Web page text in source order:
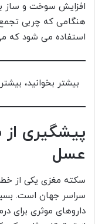
افزایش سوخت و ساز
هنگامی که چربی
استفاده می شود که
بیشتر بخوانید،
پیشگیری از
عسل
سکته مغزی یکی از
سراسر جهان است.
داروهای موثری برای